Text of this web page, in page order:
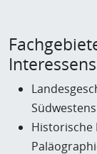
Südwestens
Historische